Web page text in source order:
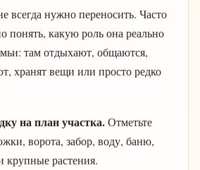
всегда нужно переносить. Часто
понять, какую роль она реально
там отдыхают, общаются,
хранят вещи или просто редко
на план участка.Отметьте
ворота, забор, воду, баню,
крупные растения.